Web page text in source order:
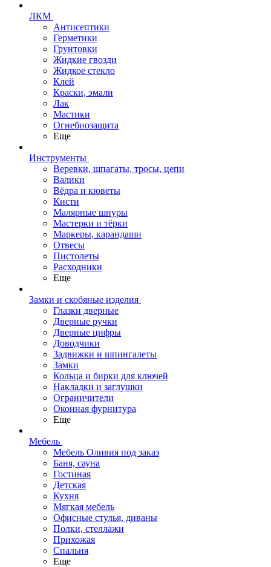
ЛКМ
Антисептики
Герметики
Грунтовки
Жидкие гвозди
Жидкое стекло
Клей
Краски, эмали
Лак
Мастики
Огнебиозащита
Еще
Инструменты
Веревки, шпагаты, тросы, цепи
Валики
Вёдра и кюветы
Кисти
Малярные шнуры
Мастерки и тёрки
Маркеры, карандаши
Отвесы
Пистолеты
Расходники
Еще
Замки и скобяные изделия
Глазки дверные
Дверные ручки
Дверные цифры
Доводчики
Задвижки и шпингалеты
Замки
Кольца и бирки для ключей
Накладки и заглушки
Ограничители
Оконная фурнитура
Еще
Мебель
Мебель Оливия под заказ
Баня, сауна
Гостиная
Детская
Кухня
Мягкая мебель
Офисные стулья, диваны
Полки, стеллажи
Прихожая
Спальня
Еще